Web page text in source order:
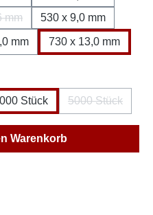
mm
Option ist zurzeit nicht
530 x 9,0 mm
mm 730 x 13,0 mm
Stück 5000 Stück
Wert ein
Warenkorb